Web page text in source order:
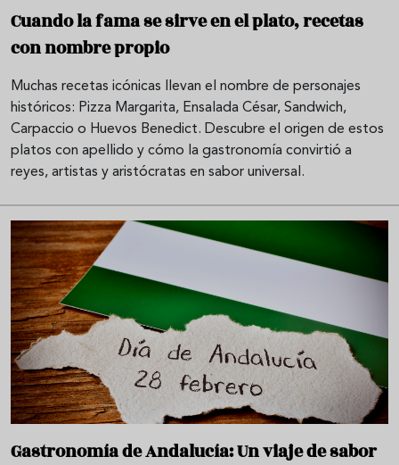
Cuando la fama se sirve en el plato, recetas
con nombre propio
Muchas recetas icónicas llevan el nombre de personajes
históricos: Pizza Margarita, Ensalada César, Sandwich,
Carpaccio o Huevos Benedict. Descubre el origen de estos
platos con apellido y cómo la gastronomía convirtió a
reyes, artistas y aristócratas en sabor universal.
Gastronomía de Andalucía: Un viaje de sabor